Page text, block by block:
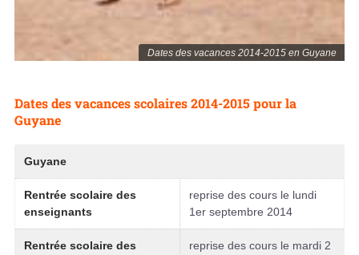
Dates des vacances 2014-2015 en Guyane
Dates des vacances scolaires 2014-2015 pour la
Guyane
Guyane
Rentrée scolaire des
enseignants
reprise des cours le lundi
1er septembre 2014
Rentrée scolaire des
reprise des cours le mardi 2